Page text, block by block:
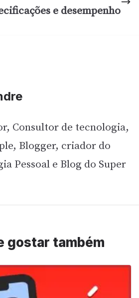
e desempenho
Consultor de tecnologia,
Blogger, criador do
Pessoal e Blog do Super
gostar também